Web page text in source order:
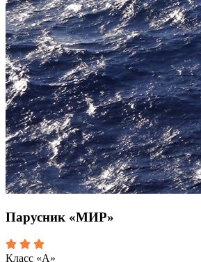
Парусник «МИР»
Класс «А»